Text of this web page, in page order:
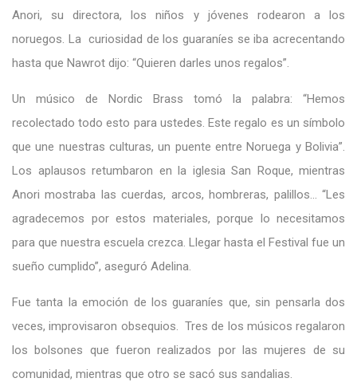
Anori, su directora, los niños y jóvenes rodearon a los
noruegos. La curiosidad de los guaraníes se iba acrecentando
hasta que Nawrot dijo: “Quieren darles unos regalos”.
Un músico de Nordic Brass tomó la palabra: “Hemos
recolectado todo esto para ustedes. Este regalo es un símbolo
que une nuestras culturas, un puente entre Noruega y Bolivia”.
Los aplausos retumbaron en la iglesia San Roque, mientras
Anori mostraba las cuerdas, arcos, hombreras, palillos… “Les
agradecemos por estos materiales, porque lo necesitamos
para que nuestra escuela crezca. Llegar hasta el Festival fue un
sueño cumplido”, aseguró Adelina.
Fue tanta la emoción de los guaraníes que, sin pensarla dos
veces, improvisaron obsequios. Tres de los músicos regalaron
los bolsones que fueron realizados por las mujeres de su
comunidad, mientras que otro se sacó sus sandalias.